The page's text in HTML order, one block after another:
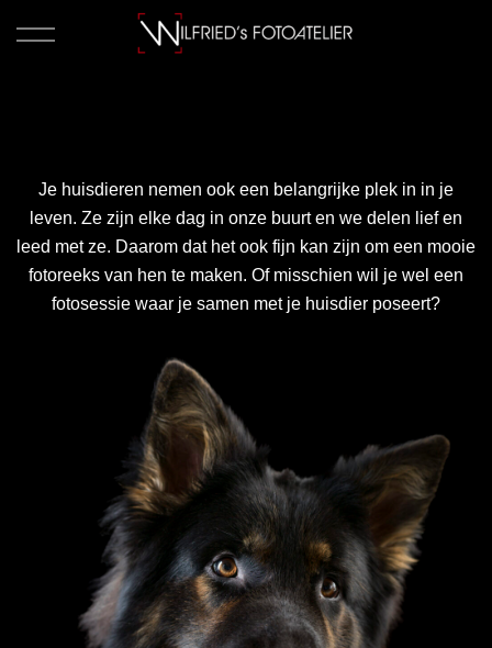
Je huisdieren nemen ook een belangrijke plek in in je
leven. Ze zijn elke dag in onze buurt en we delen lief en
leed met ze. Daarom dat het ook fijn kan zijn om een mooie
fotoreeks van hen te maken. Of misschien wil je wel een
fotosessie waar je samen met je huisdier poseert?